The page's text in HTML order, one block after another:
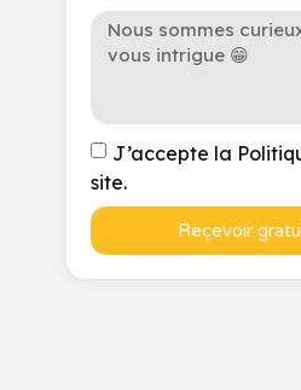
J’accepte la
site.
Reçevoir